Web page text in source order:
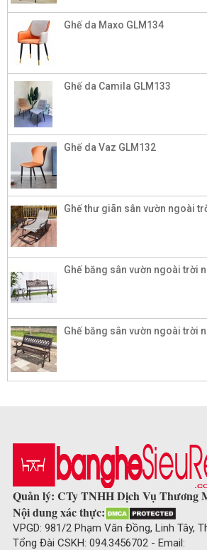
Ghế da Maxo GLM134
Ghế da Camila GLM133
Ghế da Vaz GLM132
Ghế thư giãn sân vườn ngoài
Ghế băng sân vườn ngoài trời
Ghế băng sân vườn ngoài trời
Quản lý: CTy TNHH Dịch Vụ Thương
Nội dung xác thực:
VPGD: 981/2 Phạm Văn Đồng, Linh Tây,
Tổng Đài CSKH: 094.3456702 - Email: